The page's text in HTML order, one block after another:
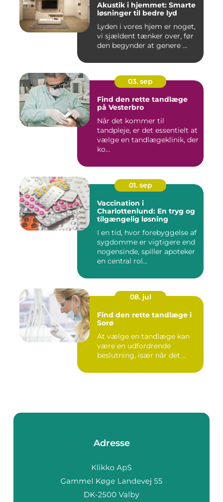
Akustik i hjemmet: Smarte
løsninger til bedre lyd
Lyden i vores hjem er noget,
vi sjældent tænker over, før
den begynder at genere ...
03. sep
Find den rette tandlæge
på Vesterbro
Når det kommer til
tandpleje, er det essentielt at
vælge en tandlægeklinik, der
ko...
01. sep
Vaccination i
Charlottenlund: En tryg og
tilgængelig løsning
I en tid, hvor forebyggelse af
sygdomme er vigtigere end
nogensinde, spiller apoteker
en central rol...
08. jul
Find den rette tandlæge i
Sorø
At vælge en tandlæge kan
være en udfordrende
beslutning, især når det ...
Adresse